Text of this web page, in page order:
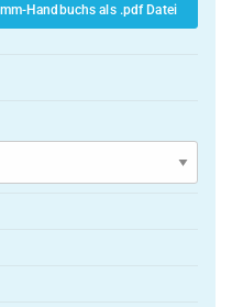
Handbuchs als .pdf Datei